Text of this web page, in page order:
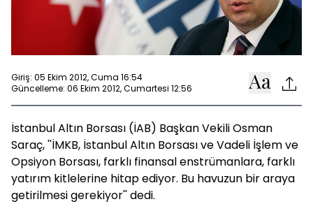
Giriş: 05 Ekim 2012, Cuma 16:54
Güncelleme: 06 Ekim 2012, Cumartesi 12:56
İstanbul Altın Borsası (İAB) Başkan Vekili Osman
Saraç, ''İMKB, İstanbul Altın Borsası ve Vadeli İşlem ve
Opsiyon Borsası, farklı finansal enstrümanlara, farklı
yatırım kitlelerine hitap ediyor. Bu havuzun bir araya
getirilmesi gerekiyor'' dedi.